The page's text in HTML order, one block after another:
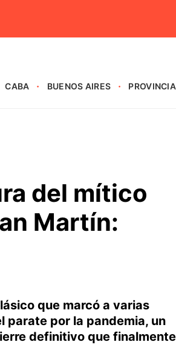
CABA BUENOS AIRES
del mítico
Martín:
que marcó a varias
parate por la pandemia, un
definitivo que finalmente